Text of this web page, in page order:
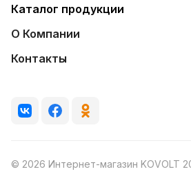
Каталог продукции
О Компании
Контакты
© 2026 Интернет-магазин KOVOLT